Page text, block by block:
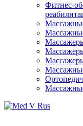
Фитнес-